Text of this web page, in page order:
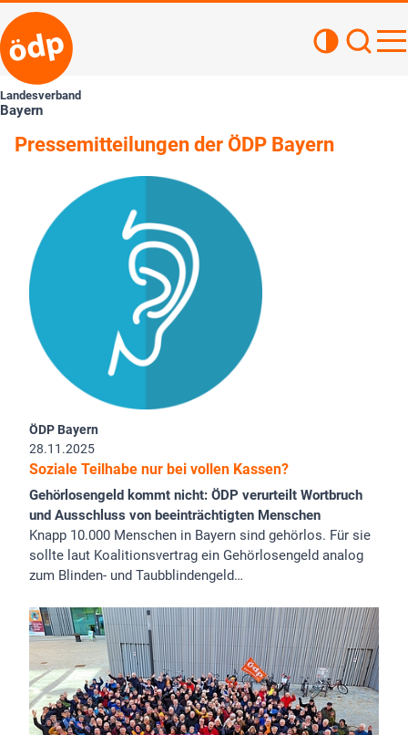
Landesverband
Bayern
Pressemitteilungen der ÖDP Bayern
ÖDP Bayern
28.11.2025
Soziale Teilhabe nur bei vollen Kassen?
Gehörlosengeld kommt nicht: ÖDP verurteilt Wortbruch
und Ausschluss von beeinträchtigten Menschen
Knapp 10.000 Menschen in Bayern sind gehörlos. Für sie
sollte laut Koalitionsvertrag ein Gehörlosengeld analog
zum Blinden- und Taubblindengeld…